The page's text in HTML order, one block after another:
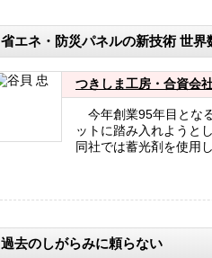
省エネ・防災パネルの新技術 世
つきしま工房・合資会
今年創業95年目とな
ットに踏み入れようと
同社では蓄光剤を使用
過去のしがらみに頼らない